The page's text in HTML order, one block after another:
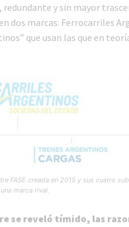
redundante y sin mayor
dos marcas: Ferrocarriles
que usan las que en
FASE creada en 2015 y sus cuatro
marca rival.
se reveló tímido, las